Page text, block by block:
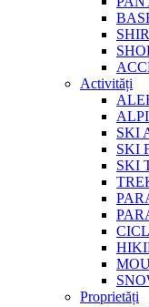
Activități
SKI
SKI
SKI
Proprietăți